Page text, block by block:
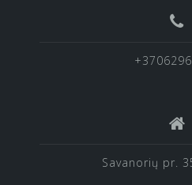
Savanorių pr.